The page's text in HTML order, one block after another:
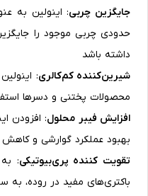
جایگزین چربی: اینولین به
حدودی چربی موجود را
داشته باشد
شیرین‌کننده کم‌کالری
محصولات پختنی و دسرها
افزایش فیبر محلول: افزودن
بهبود عملکرد گوارشی و
تقویت کننده پری‌بیوتیکی:
باکتری‌های مفید در روده،